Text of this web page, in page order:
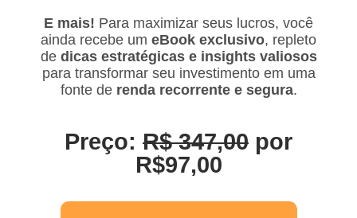
E mais! Para maximizar seus lucros, você
ainda recebe um eBook exclusivo, repleto
de dicas estratégicas e insights valiosos
para transformar seu investimento em uma
fonte de renda recorrente e segura.
Preço: R$ 347,00 por
R$97,00